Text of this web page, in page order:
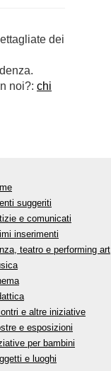
dei
noi?: chi
suggeriti
e comunicati
inserimenti
teatro e performing art
e altre iniziative
e esposizioni
per bambini
e luoghi